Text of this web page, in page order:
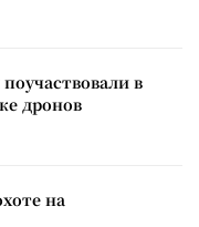
в
дронов
на